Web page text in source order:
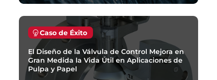
Caso de Éxito
El Diseño de la Válvula de Control Mejora en
Gran Medida la Vida Útil en Aplicaciones de
Pulpa y Papel